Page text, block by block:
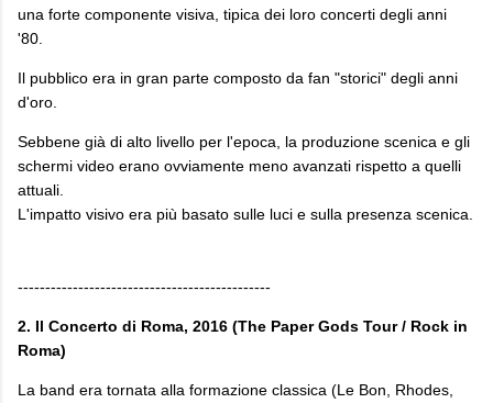
una forte componente visiva, tipica dei loro concerti degli anni
'80.
Il pubblico era in gran parte composto da fan "storici" degli anni
d'oro.
Sebbene già di alto livello per l'epoca, la produzione scenica e gli
schermi video erano ovviamente meno avanzati rispetto a quelli
attuali.
L'impatto visivo era più basato sulle luci e sulla presenza scenica.
----------------------------------------------
2. Il Concerto di Roma, 2016 (The Paper Gods Tour / Rock in
Roma)
La band era tornata alla formazione classica (Le Bon, Rhodes,